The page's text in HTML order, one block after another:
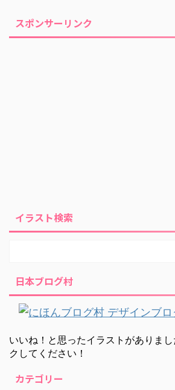
スポンサーリンク
イラスト検索
日本ブログ村
いいね！と思ったイラストがありま
クしてください！
カテゴリー